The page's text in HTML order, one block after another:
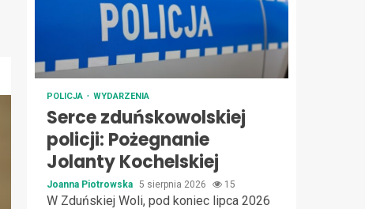
POLICJA WYDARZENIA
Serce zduńskowolskiej
policji: Pożegnanie
Jolanty Kochelskiej
Joanna Piotrowska 5 sierpnia 2026 15
W Zduńskiej Woli, pod koniec lipca 2026